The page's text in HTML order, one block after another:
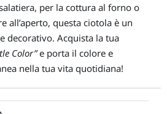
per la cottura al forno o
all’aperto, questa ciotola è un
decorativo. Acquista la tua
Color”e porta il colore e
nella tua vita quotidiana!